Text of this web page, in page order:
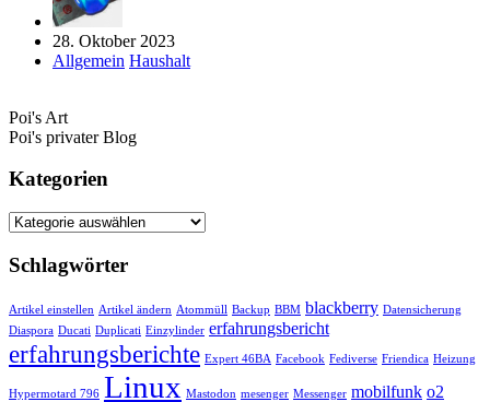
28. Oktober 2023
Allgemein Haushalt
Poi's Art
Poi's privater Blog
Kategorien
Kategorien
Schlagwörter
Artikel einstellen Artikel ändern Atommüll Backup BBM blackberry Datensicherung
Diaspora Ducati Duplicati Einzylinder erfahrungsbericht
erfahrungsberichte Expert 46BA Facebook Fediverse Friendica Heizung
Hypermotard 796 Linux Mastodon mesenger Messenger mobilfunk o2